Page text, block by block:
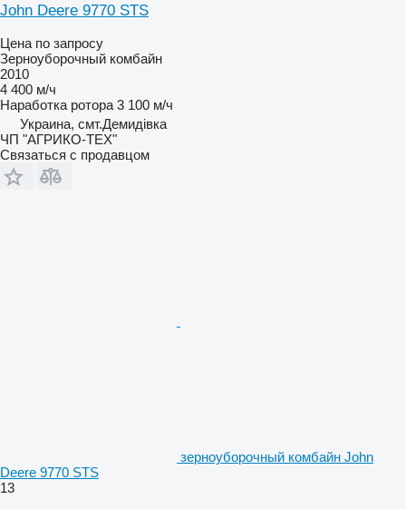
John Deere 9770 STS
Цена по запросу
Зерноуборочный комбайн
2010
4 400 м/ч
Наработка ротора 3 100 м/ч
Украина, смт.Демидівка
ЧП "АГРИКО-ТЕХ"
Связаться с продавцом
зерноуборочный комбайн John
Deere 9770 STS
13